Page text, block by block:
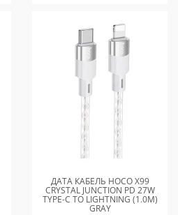
ДАТА КАБЕЛЬ HOCO X99
CRYSTAL JUNCTION PD 27W
TYPE-C TO LIGHTNING (1.0M)
GRAY